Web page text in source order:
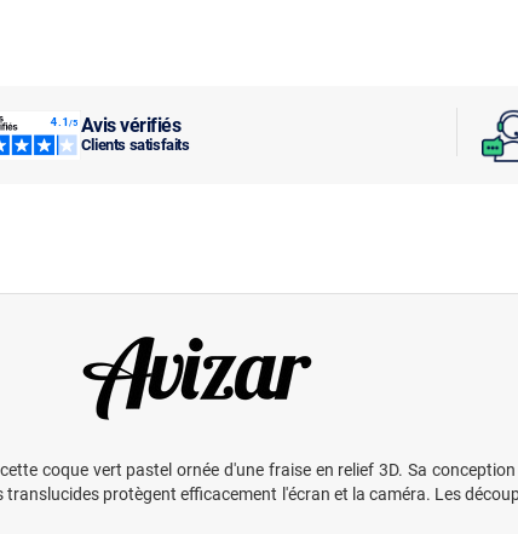
Avis vérifiés
Clients satisfaits
coque vert pastel ornée d'une fraise en relief 3D. Sa
protègent efficacement l'écran et la caméra. Les